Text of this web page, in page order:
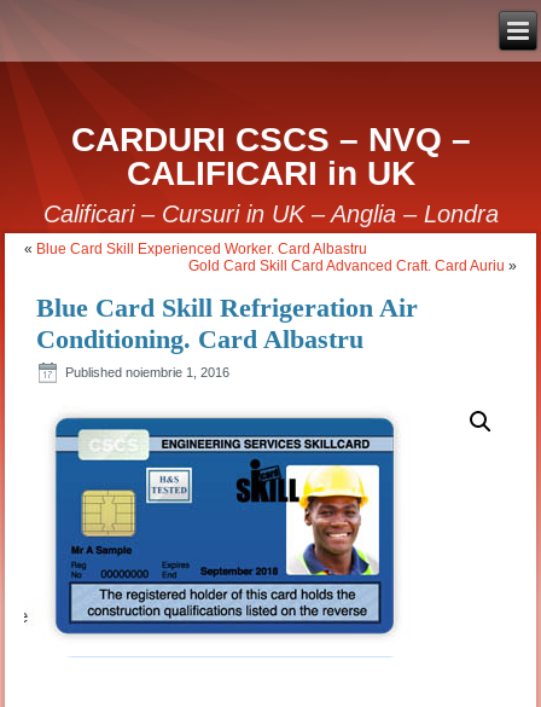
CARDURI CSCS – NVQ –
CALIFICARI in UK
Calificari – Cursuri in UK – Anglia – Londra
« Blue Card Skill Experienced Worker. Card Albastru
Gold Card Skill Card Advanced Craft. Card Auriu »
Blue Card Skill Refrigeration Air
Conditioning. Card Albastru
Published noiembrie 1, 2016